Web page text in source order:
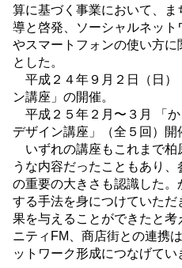
算に基づく事業において、
導と啓発、ソーシャルネッ
やスマートフォンの使い方
とした。
平成２４年９月２日（日）
ン講座」の開催。
平成２５年２月〜３月 「
デザイン講座」（全５回）開
いずれの講座もこれまで柏
うな内容だったこともあり
の重要の大きさも認識した
する手法を身につけていた
果を与えることができたと考
ニティFM、商店街との連携
ットワーク形成につなげてい